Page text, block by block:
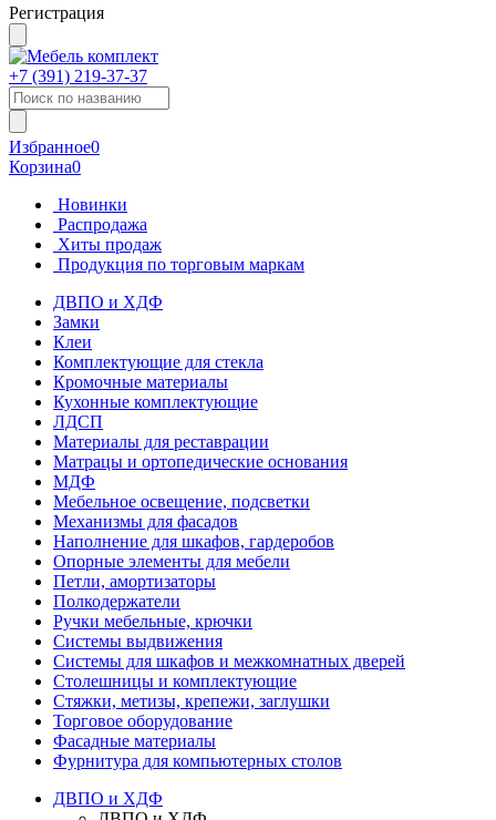
Регистрация
+7 (391) 219-37-37
Избранное0
Корзина0
Новинки
Распродажа
Хиты продаж
Продукция по торговым маркам
ДВПО и ХДФ
Замки
Клеи
Комплектующие для стекла
Кромочные материалы
Кухонные комплектующие
ЛДСП
Материалы для реставрации
Матрацы и ортопедические основания
МДФ
Мебельное освещение, подсветки
Механизмы для фасадов
Наполнение для шкафов, гардеробов
Опорные элементы для мебели
Петли, амортизаторы
Полкодержатели
Ручки мебельные, крючки
Системы выдвижения
Системы для шкафов и межкомнатных дверей
Столешницы и комплектующие
Стяжки, метизы, крепежи, заглушки
Торговое оборудование
Фасадные материалы
Фурнитура для компьютерных столов
ДВПО и ХДФ